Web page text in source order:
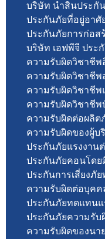
บริษัท นำสินประกั
ประกันภัยที่อยู่อาศั
ประกันภัยการก่อส
บริษัท เอฟพีจี ประ
ความรับผิดวิชาชีพ
ความรับผิดวิชาชีพ
ความรับผิดวิชาชีพ
ความรับผิดวิชาชี
ความรับผิดต่อผลิ
ความรับผิดของผู้บ
ประกันภัยแรงงาน
ประกันภัยคอนโดย
ประกันการเสี่ยงภั
ความรับผิดต่อบุคค
ประกันภัยทดแทนแ
ประกันภัยความรับ
ความรับผิดของนา